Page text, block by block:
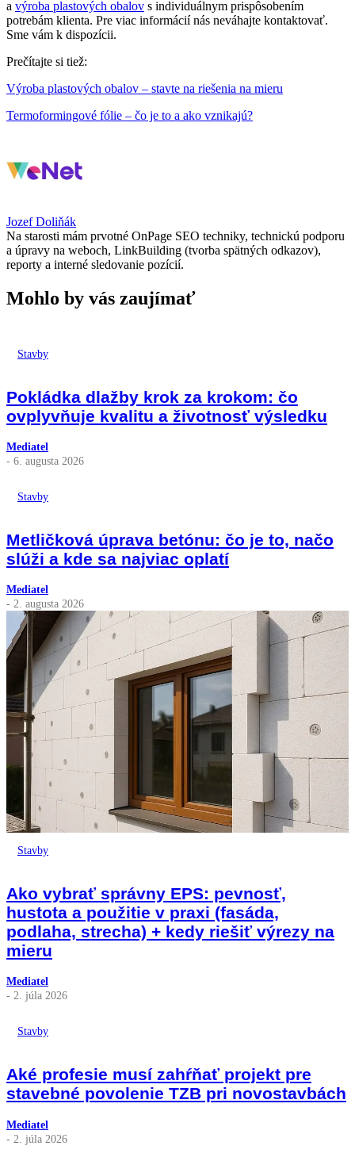
a výroba plastových obalov s individuálnym prispôsobením
potrebám klienta. Pre viac informácií nás neváhajte kontaktovať.
Sme vám k dispozícii.
Prečítajte si tiež:
Výroba plastových obalov – stavte na riešenia na mieru
Termoformingové fólie – čo je to a ako vznikajú?
Jozef Doliňák
Na starosti mám prvotné OnPage SEO techniky, technickú podporu
a úpravy na weboch, LinkBuilding (tvorba spätných odkazov),
reporty a interné sledovanie pozícií.
Mohlo by vás zaujímať
Stavby
Pokládka dlažby krok za krokom: čo
ovplyvňuje kvalitu a životnosť výsledku
Mediatel
- 6. augusta 2026
Stavby
Metličková úprava betónu: čo je to, načo
slúži a kde sa najviac oplatí
Mediatel
- 2. augusta 2026
Stavby
Ako vybrať správny EPS: pevnosť,
hustota a použitie v praxi (fasáda,
podlaha, strecha) + kedy riešiť výrezy na
mieru
Mediatel
- 2. júla 2026
Stavby
Aké profesie musí zahŕňať projekt pre
stavebné povolenie TZB pri novostavbách
Mediatel
- 2. júla 2026